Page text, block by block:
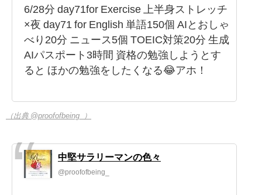
6/28分 day71for Exercise 上半身ストレッチ
×夜 day71 for English 単語150個 AIとおしゃ
べり20分 ニュース5個 TOEIC対策20分 生成
AIパスポート3時間 資格の勉強しようとす
ると ほかの勉強をしたくなる😂アホ！
（出典 @proofofbeing_）
中堅サラリーマンの色々
@proofofbeing_